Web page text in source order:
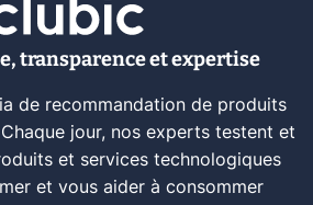
transparence et expertise
de recommandation de produits
jour, nos experts testent et
et services technologiques
et vous aider à consommer